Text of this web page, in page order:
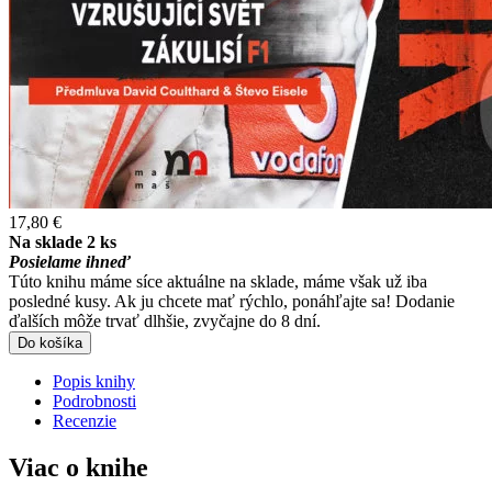
17,80 €
Na sklade 2 ks
Posielame ihneď
Túto knihu máme síce aktuálne na sklade, máme však už iba
posledné kusy. Ak ju chcete mať rýchlo, ponáhľajte sa! Dodanie
ďalších môže trvať dlhšie, zvyčajne do 8 dní.
Do košíka
Popis knihy
Podrobnosti
Recenzie
Viac o knihe